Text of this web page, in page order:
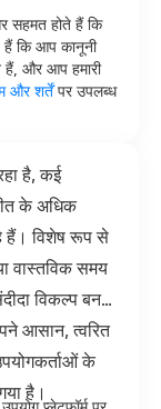
सहमत होते हैं कि
हैं कि आप कानूनी
हैं, और आप हमारी
और शर्तेंपर उपलब्ध
है, कई
के अधिक
हैं। विशेष रूप से
वास्तविक समय
विकल्प बन
आसान, त्वरित
के
है।